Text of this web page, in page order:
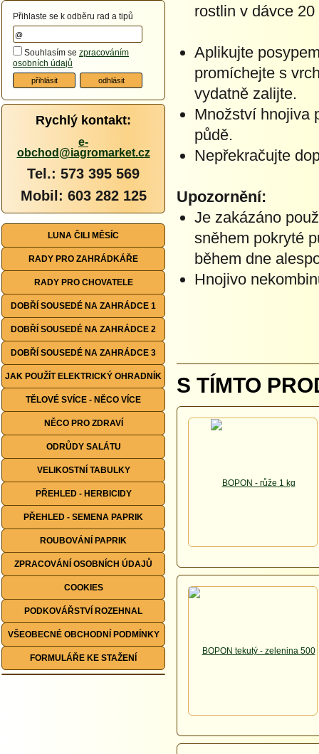
Přihlaste se k odběru rad a tipů
Souhlasím se zpracováním
osobních údajů
Rychlý kontakt:
e-
obchod@iagromarket.cz
Tel.: 573 395 569
Mobil: 603 282 125
LUNA ČILI MĚSÍC
RADY PRO ZAHRÁDKÁŘE
RADY PRO CHOVATELE
DOBŘÍ SOUSEDÉ NA ZAHRÁDCE 1
DOBŘÍ SOUSEDÉ NA ZAHRÁDCE 2
DOBŘÍ SOUSEDÉ NA ZAHRÁDCE 3
JAK POUŽÍT ELEKTRICKÝ OHRADNÍK
TĚLOVÉ SVÍCE - NĚCO VÍCE
NĚCO PRO ZDRAVÍ
ODRŮDY SALÁTU
VELIKOSTNÍ TABULKY
PŘEHLED - HERBICIDY
PŘEHLED - SEMENA PAPRIK
ROUBOVÁNÍ PAPRIK
ZPRACOVÁNÍ OSOBNÍCH ÚDAJŮ
COOKIES
PODKOVÁŘSTVÍ ROZEHNAL
VŠEOBECNÉ OBCHODNÍ PODMÍNKY
FORMULÁŘE KE STAŽENÍ
rostlin v dávce
Aplikujte
promíchejte s
vydatně zalijte.
Množství hnojiva
půdě.
Nepřekračujte
Upozornění:
Je zakázáno
sněhem pokryté
během dne
Hnojivo
S TÍMTO